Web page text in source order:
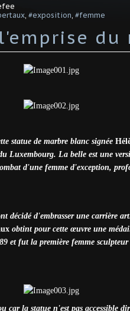
#exposition #femme
du
statue de marbre blanc signée
Luxembourg. La belle est une
d'une femme d'exception,
décidé d'embrasser une carrière
obtint pour cette œuvre une
et fut la première femme
car la statue n'est pas accessible